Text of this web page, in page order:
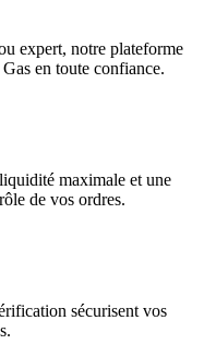
expert, notre plateforme
en toute confiance.
maximale et une
de vos ordres.
sécurisent vos